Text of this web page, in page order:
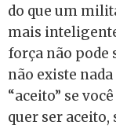
do que um
mais
força não pode
não existe
“aceito” se
quer ser aceito,